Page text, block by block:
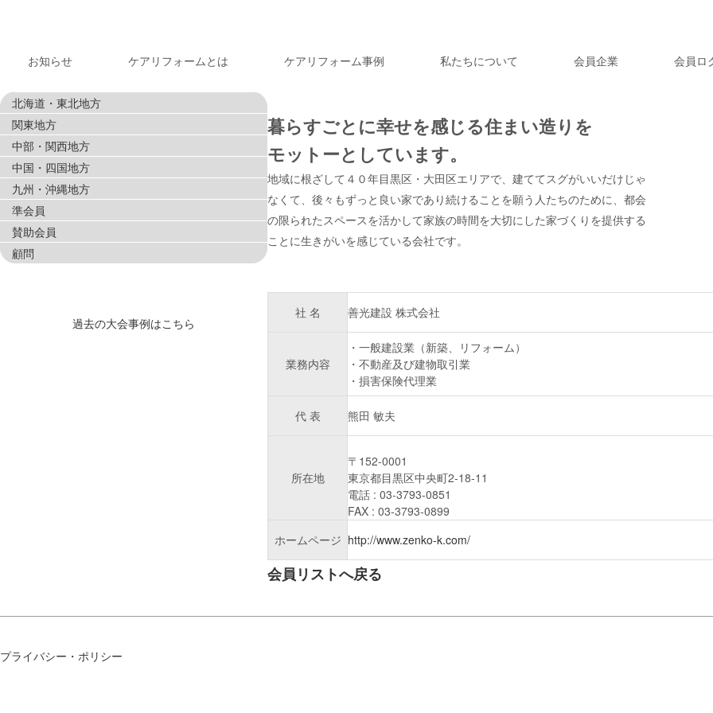
お知らせ ケアリフォームとは ケアリフォーム事例 私たちについて 会員企業 会員ロ
暮らすごとに幸せを感じる住まい造りを
モットーとしています。
地域に根ざして４０年目黒区・大田区エリアで、建ててスグがいいだけじゃ
なくて、後々もずっと良い家であり続けることを願う人たちのために、都会
の限られたスペースを活かして家族の時間を大切にした家づくりを提供する
ことに生きがいを感じている会社です。
社 名 善光建設 株式会社
業務内容
・一般建設業（新築、リフォーム）
・不動産及び建物取引業
・損害保険代理業
代 表 熊田 敏夫
所在地
〒152-0001
東京都目黒区中央町2-18-11
電話 : 03-3793-0851
FAX : 03-3793-0899
ホームページ http://www.zenko-k.com/
会員リストへ戻る
北海道・東北地方
関東地方
中部・関西地方
中国・四国地方
九州・沖縄地方
準会員
賛助会員
顧問
過去の大会事例はこちら
プライバシー・ポリシー